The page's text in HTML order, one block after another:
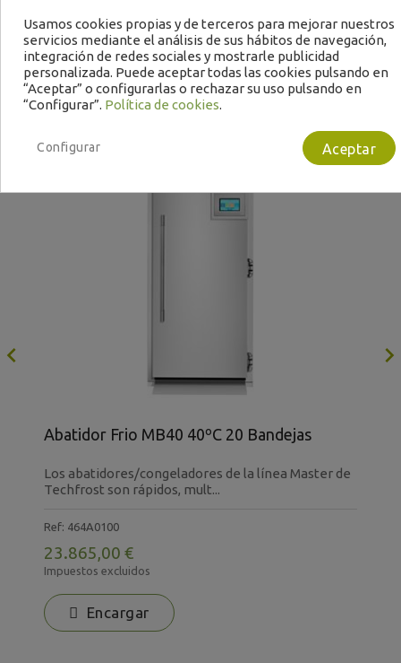
Abatidor Frio MB40 40ºC 20 Bandejas
Los abatidores/congeladores de la línea Master de
Techfrost son rápidos, mult...
Ref: 464A0100
23.865,00 €
Impuestos excluidos
Encargar
Bajo Pedido
Usamos cookies propias y de terceros para mejorar nuestros
servicios mediante el análisis de sus hábitos de navegación,
integración de redes sociales y mostrarle publicidad
personalizada. Puede aceptar todas las cookies pulsando en
“Aceptar” o configurarlas o rechazar su uso pulsando en
“Configurar”. Política de cookies.
Aceptar
Configurar